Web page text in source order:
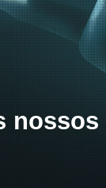
nossos